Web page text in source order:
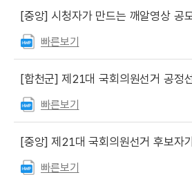
[중앙] 시청자가 만드는 깨알영상 공
빠른보기
[합천군] 제21대 국회의원선거 공정선
빠른보기
[중앙] 제21대 국회의원선거 후보자가 되고자 하
빠른보기